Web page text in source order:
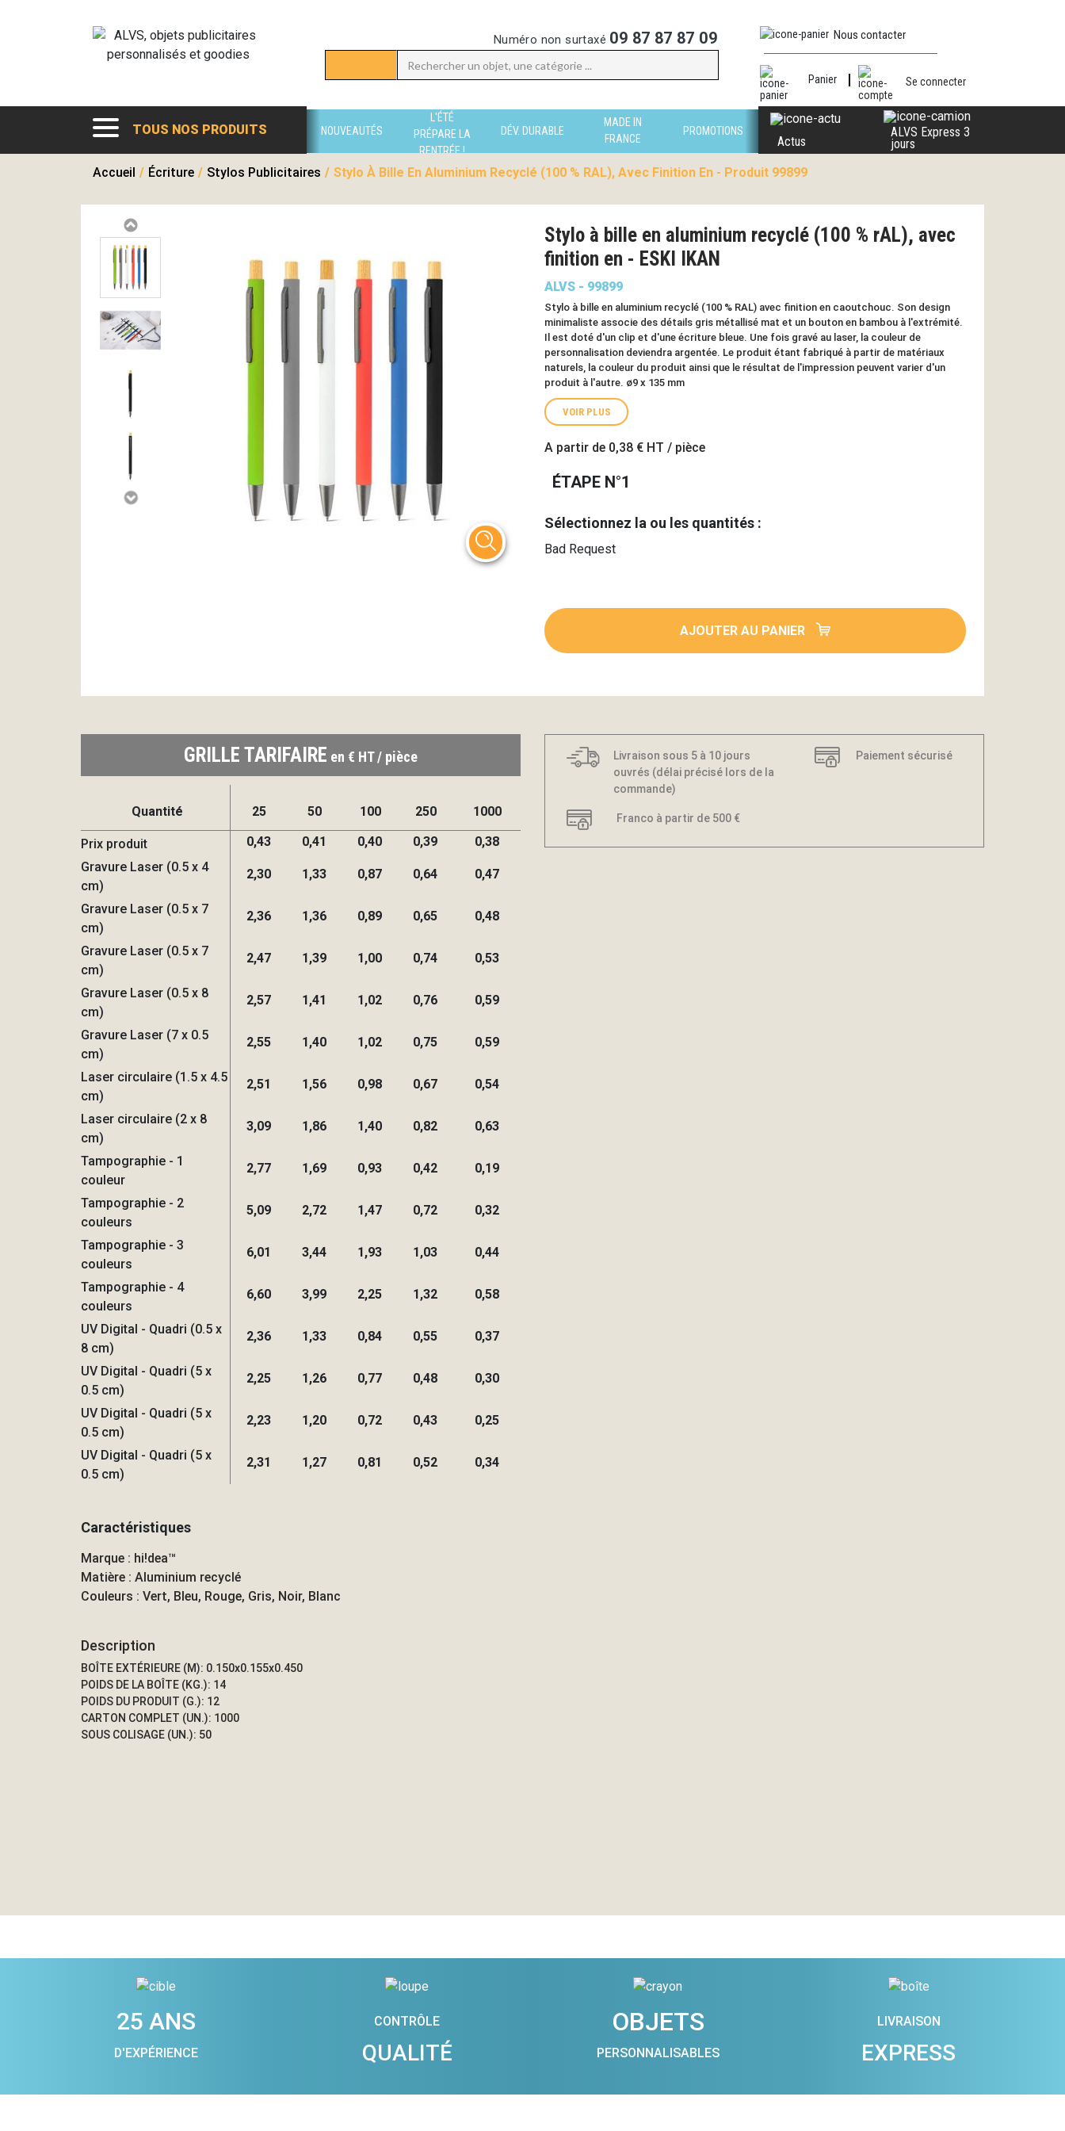
Numéro non surtaxé 09 87 87 87 09 Nous contacter
Panier Se connecter
TOUS NOS PRODUITS NOUVEAUTÉS
L'ÉTÉ
PRÉPARE LA
RENTRÉE !
DÉV. DURABLE
MADE IN
FRANCE
PROMOTIONS
Actus
ALVS Express 3
jours
Accueil / Écriture / Stylos Publicitaires / Stylo À Bille En Aluminium Recyclé (100 % RAL), Avec Finition En - Produit 99899
Stylo à bille en aluminium recyclé (100 % rAL), avec
finition en - ESKI IKAN
ALVS - 99899
Stylo à bille en aluminium recyclé (100 % RAL) avec finition en caoutchouc. Son design
minimaliste associe des détails gris métallisé mat et un bouton en bambou à l'extrémité.
Il est doté d'un clip et d'une écriture bleue. Une fois gravé au laser, la couleur de
personnalisation deviendra argentée. Le produit étant fabriqué à partir de matériaux
naturels, la couleur du produit ainsi que le résultat de l'impression peuvent varier d'un
produit à l'autre. ø9 x 135 mm
VOIR PLUS
A partir de 0,38 € HT / pièce
ÉTAPE N°1
Sélectionnez la ou les quantités :
Bad Request
AJOUTER AU PANIER
GRILLE TARIFAIRE en € HT / pièce
Quantité 25 50 100 250 1000
Prix produit 0,43 0,41 0,40 0,39
0,38
Gravure Laser (0.5 x 4
cm)
2,30 1,33 0,87 0,64 0,47
Gravure Laser (0.5 x 7
cm)
2,36 1,36 0,89 0,65 0,48
Gravure Laser (0.5 x 7
cm)
2,47 1,39 1,00 0,74 0,53
Gravure Laser (0.5 x 8
cm)
2,57 1,41 1,02 0,76 0,59
Gravure Laser (7 x 0.5
cm)
2,55 1,40 1,02 0,75 0,59
Laser circulaire (1.5 x 4.5
cm)
2,51 1,56 0,98 0,67 0,54
Laser circulaire (2 x 8
cm)
3,09 1,86 1,40 0,82 0,63
Tampographie - 1
couleur
2,77 1,69 0,93 0,42 0,19
Tampographie - 2
couleurs
5,09 2,72 1,47 0,72 0,32
Tampographie - 3
couleurs
6,01 3,44 1,93 1,03 0,44
Tampographie - 4
couleurs
6,60 3,99 2,25 1,32 0,58
UV Digital - Quadri (0.5 x
8 cm)
2,36 1,33 0,84 0,55 0,37
UV Digital - Quadri (5 x
0.5 cm)
2,25 1,26 0,77 0,48 0,30
UV Digital - Quadri (5 x
0.5 cm)
2,23 1,20 0,72 0,43 0,25
UV Digital - Quadri (5 x
0.5 cm)
2,31 1,27 0,81 0,52 0,34
Caractéristiques
Marque : hi!dea™
Matière : Aluminium recyclé
Couleurs : Vert, Bleu, Rouge, Gris, Noir, Blanc
Description
BOÎTE EXTÉRIEURE (M): 0.150x0.155x0.450
POIDS DE LA BOÎTE (KG.): 14
POIDS DU PRODUIT (G.): 12
CARTON COMPLET (UN.): 1000
SOUS COLISAGE (UN.): 50
Livraison sous 5 à 10 jours
ouvrés (délai précisé lors de la
commande)
Paiement sécurisé
Franco à partir de 500 €
25 ANS
D'EXPÉRIENCE
CONTRÔLE
QUALITÉ
OBJETS
PERSONNALISABLES
LIVRAISON
EXPRESS